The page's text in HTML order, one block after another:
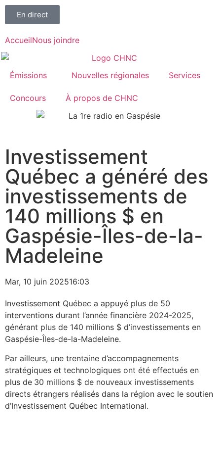
En direct
AccueilNous joindre
Émissions Nouvelles régionales Services
Concours À propos de CHNC
Paspébiac
Investissement
Québec a généré des
investissements de
140 millions $ en
Gaspésie-Îles-de-la-
Madeleine
Mar, 10 juin 202516:03
Investissement Québec a appuyé plus de 50
interventions durant l’année financière 2024-2025,
générant plus de 140 millions $ d’investissements en
Gaspésie-Îles-de-la-Madeleine.
Par ailleurs, une trentaine d’accompagnements
stratégiques et technologiques ont été effectués en
plus de 30 millions $ de nouveaux investissements
directs étrangers réalisés dans la région avec le soutien
d’Investissement Québec International.